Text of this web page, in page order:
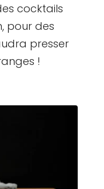
cocktails
pour des
presser
!